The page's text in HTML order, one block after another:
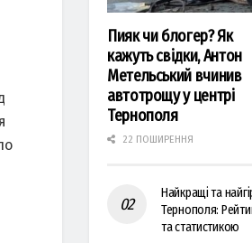
Пияк чи блогер? Як
кажуть свідки, Антон
Метельський вчинив
автотрощу у центрі
Тернополя
22 ПОШИРЕННЯ
Найкращі та
Тернополя:
та статистикою